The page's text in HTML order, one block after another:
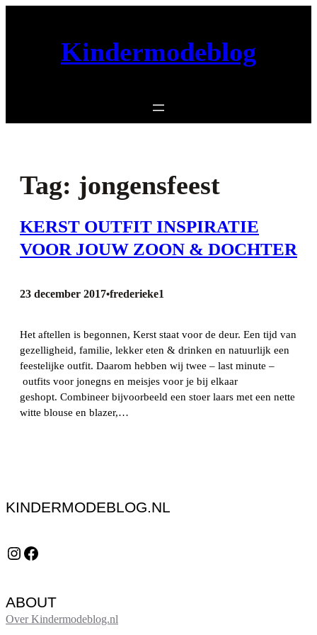
Kindermodeblog
Tag: jongensfeest
KERST OUTFIT INSPIRATIE
VOOR JOUW ZOON & DOCHTER
23 december 2017•frederieke1
Het aftellen is begonnen, Kerst staat voor de deur. Een tijd van
gezelligheid, familie, lekker eten & drinken en natuurlijk een
feestelijke outfit. Daarom hebben wij twee – last minute –
outfits voor jonegns en meisjes voor je bij elkaar
geshopt. Combineer bijvoorbeeld een stoer laars met een nette
witte blouse en blazer,…
KINDERMODEBLOG.NL
Instagram Facebook
ABOUT
Over Kindermodeblog.nl